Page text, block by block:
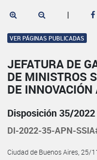
|
VER PÁGINAS PUBLICADAS
JEFATURA DE
DE MINISTROS
DE
Disposición 35/2022
DI-2022-35-APN-
Ciudad de Buenos Aires, 25/